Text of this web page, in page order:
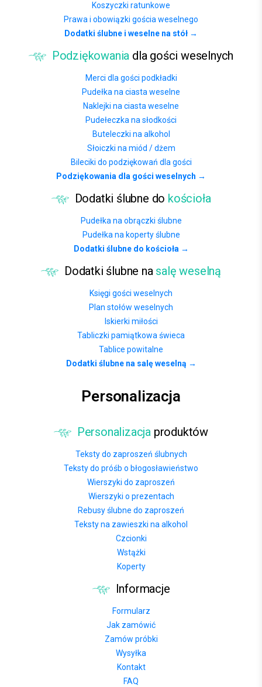
Koszyczki ratunkowe
Prawa i obowiązki gościa weselnego
Dodatki ślubne i weselne na stół →
Podziękowania dla gości weselnych
Merci dla gości podkładki
Pudełka na ciasta weselne
Naklejki na ciasta weselne
Pudełeczka na słodkości
Buteleczki na alkohol
Słoiczki na miód / dżem
Bileciki do podziękowań dla gości
Podziękowania dla gości weselnych →
Dodatki ślubne do kościoła
Pudełka na obrączki ślubne
Pudełka na koperty ślubne
Dodatki ślubne do kościoła →
Dodatki ślubne na salę weselną
Księgi gości weselnych
Plan stołów weselnych
Iskierki miłości
Tabliczki pamiątkowa świeca
Tablice powitalne
Dodatki ślubne na salę weselną →
Personalizacja
Personalizacja produktów
Teksty do zaproszeń ślubnych
Teksty do próśb o błogosławieństwo
Wierszyki do zaproszeń
Wierszyki o prezentach
Rebusy ślubne do zaproszeń
Teksty na zawieszki na alkohol
Czcionki
Wstążki
Koperty
Informacje
Formularz
Jak zamówić
Zamów próbki
Wysyłka
Kontakt
FAQ